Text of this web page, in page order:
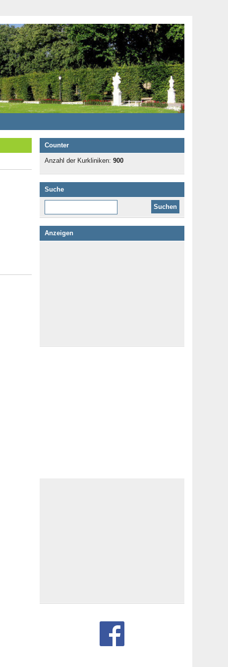
Counter
Anzahl der Kurkliniken: 900
Suche
Anzeigen